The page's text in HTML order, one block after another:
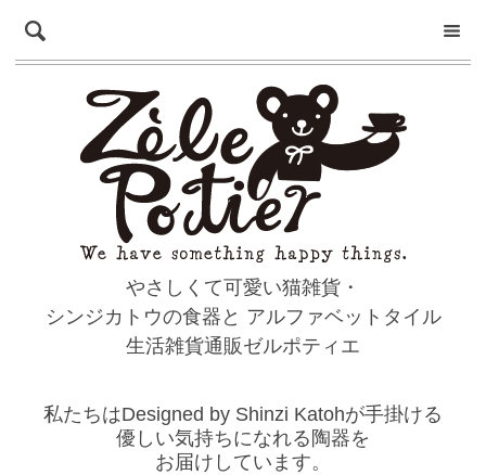
やさしくて可愛い猫雑貨・
シンジカトウの食器と アルファベットタイル
生活雑貨通販ゼルポティエ
私たちはDesigned by Shinzi Katohが手掛ける
優しい気持ちになれる陶器を
お届けしています。